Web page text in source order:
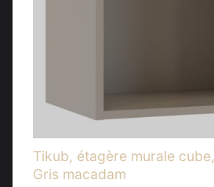
Tikub, étagère murale
Gris macadam